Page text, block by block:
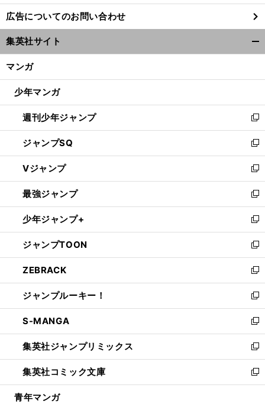
し
い
ウ
ィ
ン
ウ
開
く
広告についてのお問い合わせ
集英社サイト
マンガ
少年マンガ
週刊少年ジャンプ
新
し
い
ウ
ィ
ン
ド
ウ
で
開
く
ジャンプSQ
新
し
い
ウ
ィ
ン
ド
ウ
で
開
く
Vジャンプ
新
し
い
ウ
ィ
ン
ド
ウ
で
開
く
最強ジャンプ
新
し
い
ウ
ィ
ン
ド
ウ
で
開
く
少年ジャンプ+
新
し
い
ウ
ィ
ン
ド
ウ
で
開
く
ジャンプTOON
新
し
い
ウ
ィ
ン
ド
ウ
で
開
く
ZEBRACK
新
し
い
ウ
ィ
ン
ド
ウ
で
開
ジャンプルーキー！
新
し
い
ウ
ィ
ン
ド
ウ
S-MANGA
新
し
い
ウ
ィ
ン
集英社ジャンプリミックス
新
し
い
ウ
集英社コミック文庫
新
し
青年マンガ